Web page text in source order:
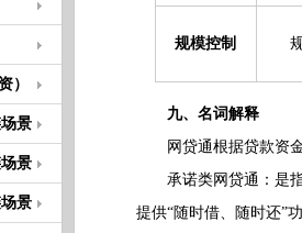
）
景
景
景
规模控制
九、名词解释
网贷通根据贷款资
承诺类网贷通：是指
提供“随时借、随时还”